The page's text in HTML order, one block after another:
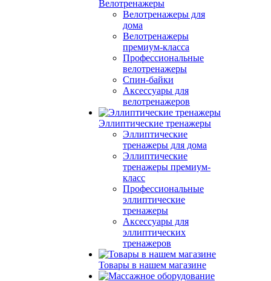
Велотренажеры
Велотренажеры для
дома
Велотренажеры
премиум-класса
Профессиональные
велотренажеры
Спин-байки
Аксессуары для
велотренажеров
Эллиптические тренажеры
Эллиптические
тренажеры для дома
Эллиптические
тренажеры премиум-
класс
Профессиональные
эллиптические
тренажеры
Аксессуары для
эллиптических
тренажеров
Товары в нашем магазине